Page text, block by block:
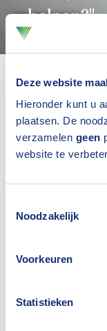
Deze website
Hieronder kunt u
plaatsen. De
verzamelen geen
website te
Noodzakelijk
Voorkeuren
Statistieken
helpen?"
AI Act
Volgens Kits
tegen
Op een van zijn
totaal zijn het